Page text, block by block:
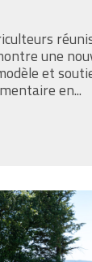
une
et
en...